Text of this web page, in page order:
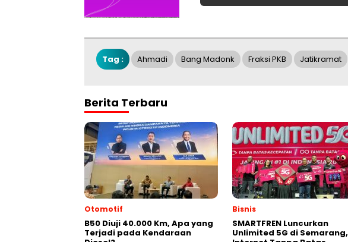
Tag : Ahmadi Bang Madonk Fraksi PKB Jatikramat
Berita Terbaru
Otomotif
B50 Diuji 40.000 Km, Apa yang
Terjadi pada Kendaraan
Bisnis
SMARTFREN Luncurkan
Unlimited 5G di Semarang,